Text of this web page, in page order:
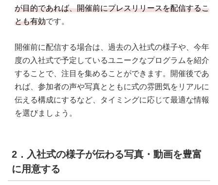
が目的であれば、開催前にプレスリリースを配信するこ
とも有効です。
開催前に配信する場合は、過去の入社式の様子や、今年
度の入社式で予定しているユニークなプログラムを紹介
することで、注目を集めることができます。開催後であ
れば、参加者の声や写真とともに式の雰囲気をリアルに
伝える構成にするなど、タイミングに応じて最適な情報
を選びましょう。
2．入社式の様子が伝わる写真・動画を豊富
に用意する